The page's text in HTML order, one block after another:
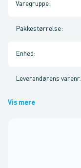
Varegruppe:
Pakkestørrelse:
Enhed :
Leverandørens varenr.
Vis mere